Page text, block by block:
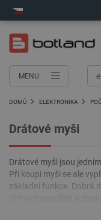
MENU
DOMŮ ELEKTRONIKA
Drátové myši
Drátové myši jsou
Při koupi myši se ale
základní funkce. Dobrá
přizpůsobit je vašim